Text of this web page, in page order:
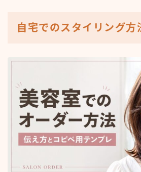
自宅でのスタイリング方